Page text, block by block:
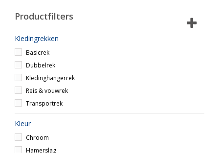
Productfilters
Kledingrekken
Basicrek
Dubbelrek
Kledinghangerrek
Reis & vouwrek
Transportrek
Kleur
Chroom
Hamerslag